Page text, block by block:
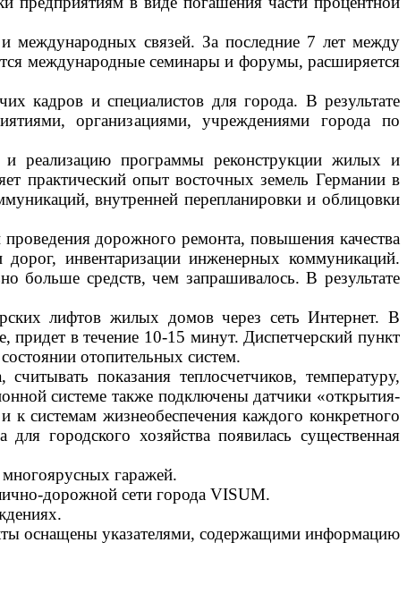
международных связей. За последние 7 лет между
международные семинары и форумы, расширяется
кадров и специалистов для города. В результате
организациями, учреждениями города по
и реализацию программы реконструкции жилых и
практический опыт восточных земель Германии в
внутренней перепланировки и облицовки
дорожного ремонта, повышения качества
инвентаризации инженерных коммуникаций.
больше средств, чем запрашивалось. В результате
лифтов жилых домов через сеть Интернет.В
в течение 10-15 минут. Диспетчерский пункт
отопительных систем.
показания теплосчетчиков, температуру,
системе также подключены датчики «открытия-
системам жизнеобеспечения каждого конкретного
городского хозяйства появилась существенная
многоярусных гаражей.
дорожной сети города VISUM.
оснащены указателями, содержащими информацию